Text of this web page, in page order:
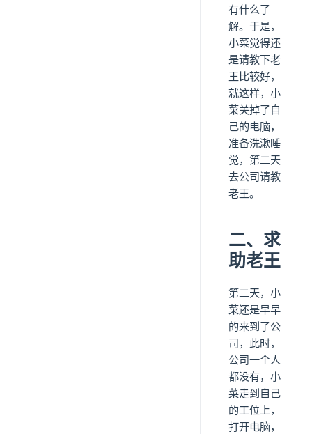
有什么了
解。于是，
小菜觉得还
是请教下老
王比较好，
就这样，小
菜关掉了自
己的电脑，
准备洗漱睡
觉，第二天
去公司请教
老王。
二、求
助老王
第二天，小
菜还是早早
的来到了公
司，此时，
公司一个人
都没有，小
菜走到自己
的工位上，
打开电脑，